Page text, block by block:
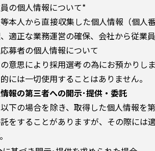
の個人情報について*
本人から直接収集した個人情報（個人
適正な業務運営の確保、会社から従業
募者の個人情報について
意思により採用選考の為にお預かりし
には一切使用することはありません。
報の第三者への開示･提供・委託
下の場合を除き、取得した個人情報を
をすることがありますが、その際には